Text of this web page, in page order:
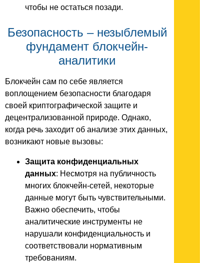
чтобы не остаться позади.
Безопасность – незыблемый
фундамент блокчейн-
аналитики
Блокчейн сам по себе является
воплощением безопасности благодаря
своей криптографической защите и
децентрализованной природе. Однако,
когда речь заходит об анализе этих данных,
возникают новые вызовы:
Защита конфиденциальных
данных: Несмотря на публичность
многих блокчейн-сетей, некоторые
данные могут быть чувствительными.
Важно обеспечить, чтобы
аналитические инструменты не
нарушали конфиденциальность и
соответствовали нормативным
требованиям.